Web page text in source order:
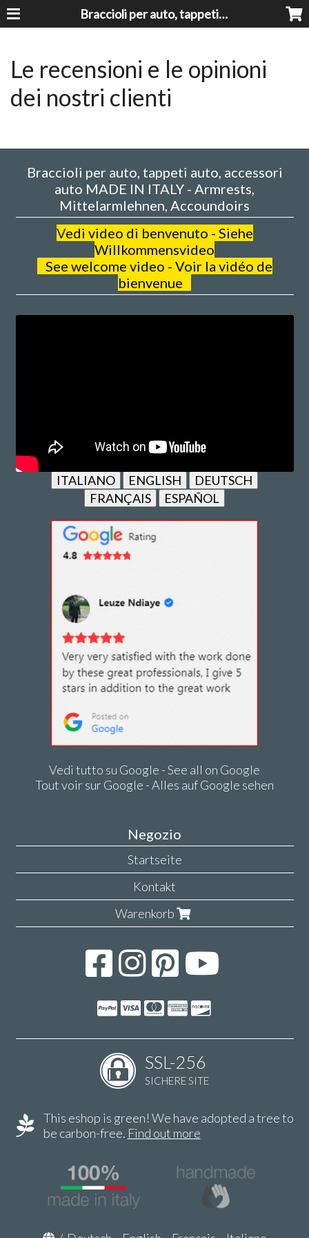
Braccioli per auto, tappeti auto, accessori auto MADE IN ITALY - Armrests, Mittelarmlehnen, Accoundoirs
Le recensioni e le opinioni
dei nostri clienti
Braccioli per auto, tappeti auto, accessori
auto MADE IN ITALY - Armrests,
Mittelarmlehnen, Accoundoirs
Vedi video di benvenuto - Siehe
Willkommensvideo
See welcome video - Voir la vidéo de
bienvenue
ITALIANO ENGLISH
DEUTSCH
FRANÇAIS
ESPAÑOL
Vedi tutto su Google - See all on Google
Tout voir sur Google - Alles auf Google sehen
Negozio
Startseite
Kontakt
Warenkorb
SSL-256
SICHERE SITE
This eshop is green! We have adopted a tree to
be carbon-free. Find out more